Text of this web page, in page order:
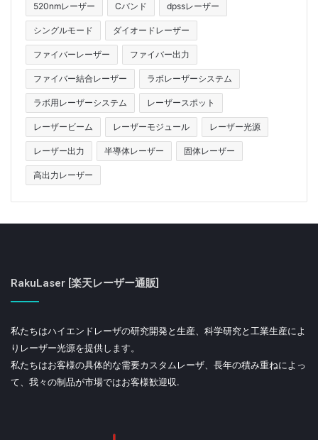
520nmレーザー Cバンド dpssレーザー
シングルモード ダイオードレーザー
ファイバーレーザー ファイバー出力
ファイバー結合レーザー ラボレーザーシステム
ラボ用レーザーシステム レーザースポット
レーザービーム レーザーモジュール レーザー光源
レーザー出力 半導体レーザー 固体レーザー
高出力レーザー
RakuLaser [楽天レーザー通販]
私たちはハイエンドレーザの研究開発と生産、科学研究と工業生産によ
りレーザー光源を提供します。
私たちはお客様の具体的な需要カスタムレーザ、長年の積み重ねによっ
て、我々の制品が市場ではお客様歓迎収.